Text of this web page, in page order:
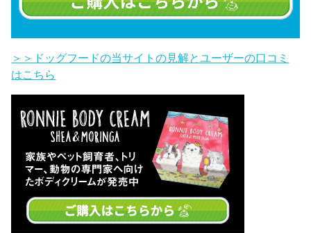
＞＞ドッグフードの当サイトの見解とユーザーの口コミ
はこちら